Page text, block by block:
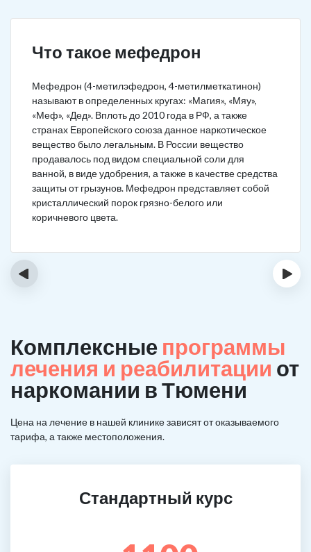
Что такое мефедрон
Мефедрон (4-метилэфедрон, 4-метилметкатинон)
называют в определенных кругах: «Магия», «Мяу»,
«Меф», «Дед». Вплоть до 2010 года в РФ, а также
странах Европейского союза данное наркотическое
вещество было легальным. В России вещество
продавалось под видом специальной соли для
ванной, в виде удобрения, а также в качестве средства
защиты от грызунов. Мефедрон представляет собой
кристаллический порок грязно-белого или
коричневого цвета.
‹ ›
Комплексные программы
лечения и реабилитации от
наркомании в Тюмени
Цена на лечение в нашей клинике зависят от оказываемого
тарифа, а также местоположения.
Стандартный курс